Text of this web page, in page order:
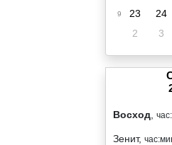
9 23 24
2
3
Восход
Зенит,